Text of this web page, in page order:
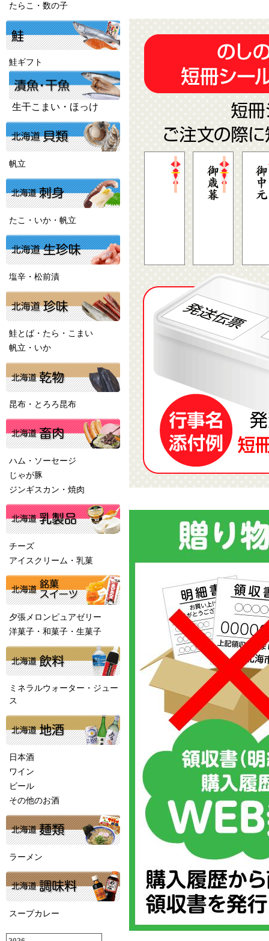
たらこ・数の子
鮭ギフト
生干こまい・ほっけ
帆立
たこ・いか・帆立
塩辛・松前漬
鮭とば・たら・こまい
帆立・いか
昆布・とろろ昆布
ハム・ソーセージ
じゃが豚
ジンギスカン・焼肉
チーズ
アイスクリーム・乳菓
夕張メロンピュアゼリー
洋菓子・和菓子・生菓子
ミネラルウォーター・ジュー
ス
日本酒
ワイン
ビール
その他のお酒
ラーメン
スープカレー